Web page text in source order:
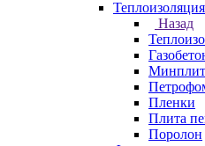
Теплоизоляция
Назад
Пленки
Плита
Поролон